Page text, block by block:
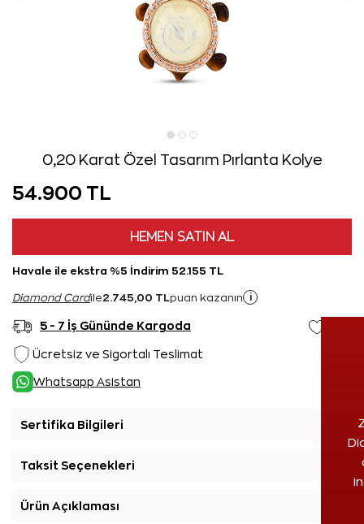
0,20 Karat Özel Tasarım Pırlanta Kolye
54.900 TL
HEMEN SATIN AL
Havale ile ekstra %5 İndirim 52.155 TL
Diamond Cardile2.745,00 TL puan kazanın i
5 - 7 İş Gününde Kargoda
Ücretsiz ve Sigortalı Teslimat
Whatsapp Asistan
Sertifika Bilgileri
Taksit Seçenekleri
Ürün Açıklaması